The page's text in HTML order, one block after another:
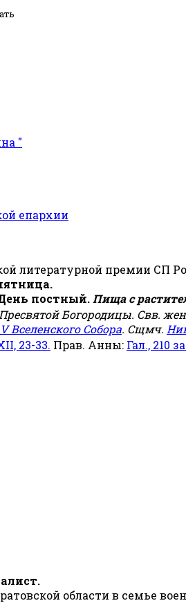
"
епархии
литературной премии СП
постный. Пища с
Богородицы. Свв.
V Вселенского Собора. Сщмч.
23-33. Прав. Анны: Гал., 210
области в семье